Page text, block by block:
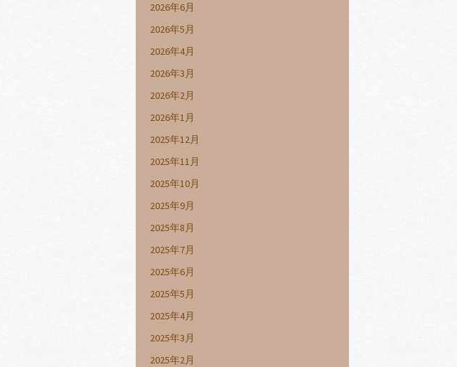
2026年6月
2026年5月
2026年4月
2026年3月
2026年2月
2026年1月
2025年12月
2025年11月
2025年10月
2025年9月
2025年8月
2025年7月
2025年6月
2025年5月
2025年4月
2025年3月
2025年2月